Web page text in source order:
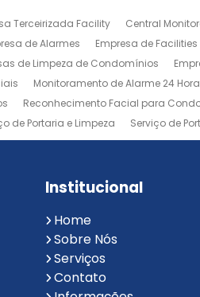
Terceirizada Facility Central
de Alarmes Empresa de Facilities
de Limpeza de Condomínios
Monitoramento de Alarme 24
Reconhecimento Facial para
de Portaria e Limpeza Serviço de
Institucional
Home
Sobre Nós
Serviços
Contato